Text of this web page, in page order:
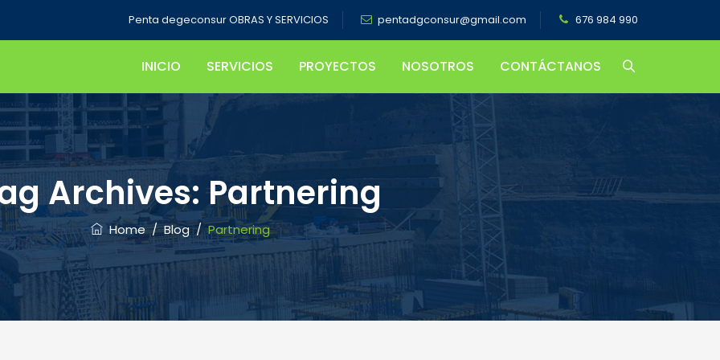
Penta degeconsur OBRAS Y SERVICIOS pentadgconsur@gmail.com 676 984 990
INICIO SERVICIOS PROYECTOS NOSOTROS CONTÁCTANOS
Archives: Partnering
Home/Blog/Partnering